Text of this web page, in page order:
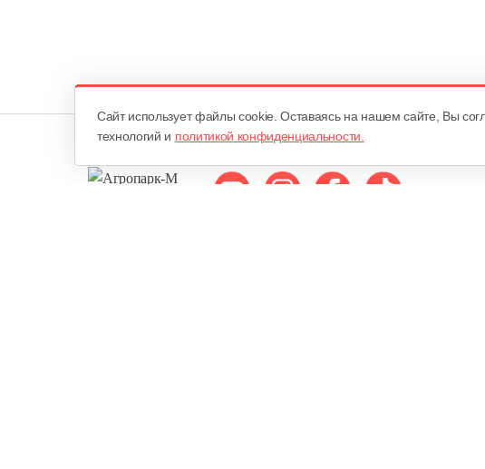
Cайт использует файлы cookie. Оставаясь на нашем сайте, Вы
технологий и политикой конфиденциальности.